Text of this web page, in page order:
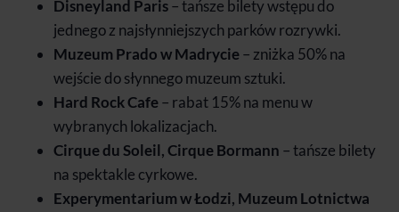
Disneyland Paris– tańsze bilety wstępu do
jednego z najsłynniejszych parków rozrywki.
Muzeum Prado w Madrycie– zniżka 50% na
wejście do słynnego muzeum sztuki.
Hard Rock Cafe– rabat 15% na menu w
wybranych lokalizacjach.
Cirque du Soleil, Cirque Bormann – tańsze bilety
na spektakle cyrkowe.
Experymentarium w Łodzi, Muzeum Lotnictwa